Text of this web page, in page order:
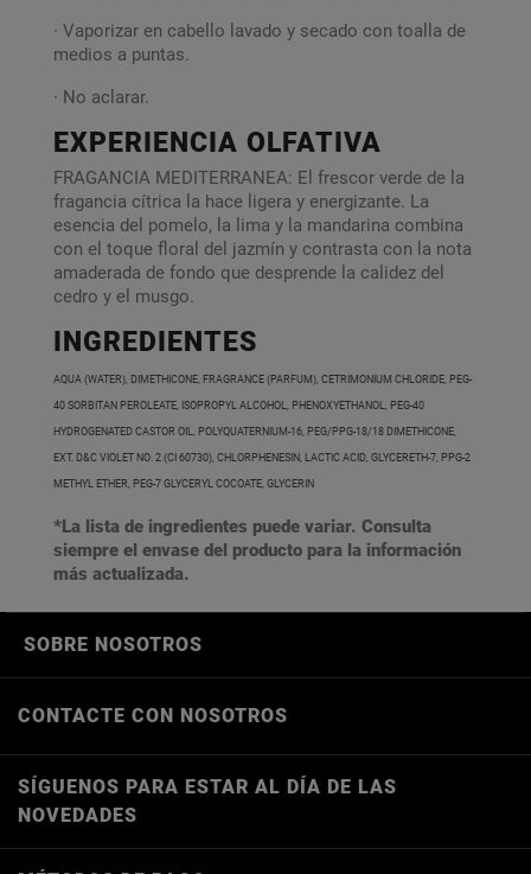
· Vaporizar en cabello lavado y secado con toalla de
medios a puntas.
· No aclarar.
EXPERIENCIA OLFATIVA
FRAGANCIA MEDITERRANEA: El frescor verde de la
fragancia cítrica la hace ligera y energizante. La
esencia del pomelo, la lima y la mandarina combina
con el toque floral del jazmín y contrasta con la nota
amaderada de fondo que desprende la calidez del
cedro y el musgo.
INGREDIENTES
AQUA (WATER), DIMETHICONE, FRAGRANCE (PARFUM), CETRIMONIUM CHLORIDE, PEG-
40 SORBITAN PEROLEATE, ISOPROPYL ALCOHOL, PHENOXYETHANOL, PEG-40
HYDROGENATED CASTOR OIL, POLYQUATERNIUM-16, PEG/PPG-18/18 DIMETHICONE,
EXT. D&C VIOLET NO. 2 (CI 60730), CHLORPHENESIN, LACTIC ACID, GLYCERETH-7, PPG-2
METHYL ETHER, PEG-7 GLYCERYL COCOATE, GLYCERIN
*La lista de ingredientes puede variar. Consulta
siempre el envase del producto para la información
más actualizada.
SOBRE NOSOTROS
CONTACTE CON NOSOTROS
SÍGUENOS PARA ESTAR AL DÍA DE LAS
NOVEDADES